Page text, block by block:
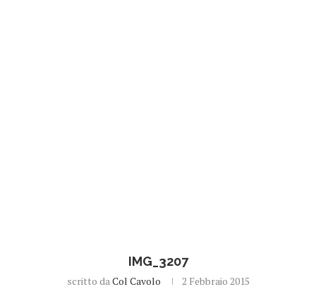
IMG_3207
scritto daCol Cavolo 2 Febbraio 2015